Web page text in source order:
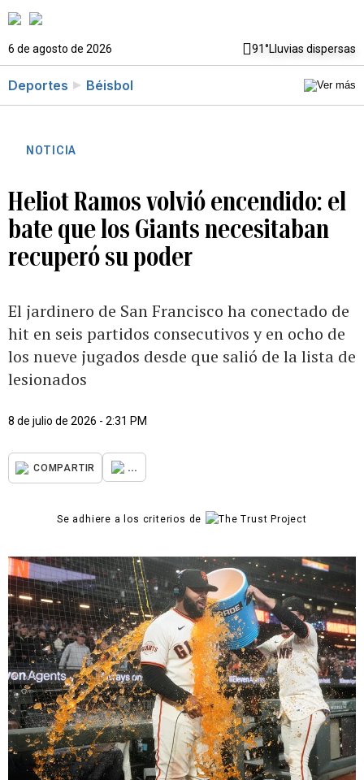
6 de agosto de 2026 91°Lluvias dispersas
Deportes Béisbol
NOTICIA
Heliot Ramos volvió encendido: el
bate que los Giants necesitaban
recuperó su poder
El jardinero de San Francisco ha conectado de
hit en seis partidos consecutivos y en ocho de
los nueve jugados desde que salió de la lista de
lesionados
8 de julio de 2026 - 2:31 PM
COMPARTIR ...
Se adhiere a los criterios de